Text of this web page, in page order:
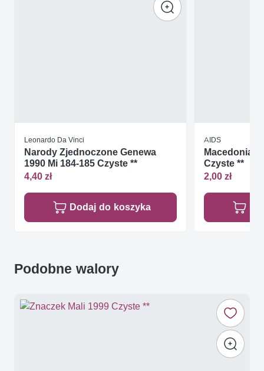
Leonardo Da Vinci
Narody Zjednoczone Genewa
1990 Mi 184-185 Czyste **
4,40 zł
Dodaj do koszyka
AIDS
Macedonia
Czyste **
2,00 zł
Podobne walory